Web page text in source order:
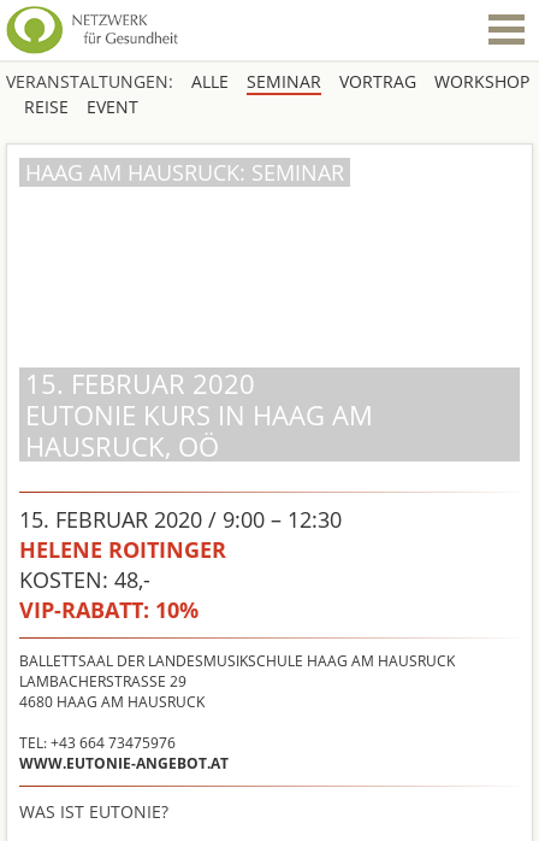
VERANSTALTUNGEN: ALLE SEMINAR VORTRAG
WORKSHOP
REISE
EVENT
15. FEBRUAR 2020
EUTONIE KURS IN HAAG AM
HAUSRUCK, OÖ
HAAG AM HAUSRUCK: SEMINAR
15. FEBRUAR 2020 / 9:00 – 12:30
HELENE ROITINGER
KOSTEN: 48,-
VIP-RABATT: 10%
BALLETTSAAL DER LANDESMUSIKSCHULE HAAG AM HAUSRUCK
LAMBACHERSTRASSE 29
4680 HAAG AM HAUSRUCK
TEL: +43 664 73475976
WWW.EUTONIE-ANGEBOT.AT
WAS IST EUTONIE?